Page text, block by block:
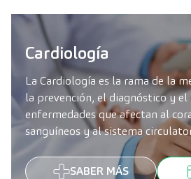
Cardiología
La Cardiología es la rama de la
la prevención, el diagnóstico y
enfermedades que afectan al
sanguíneos y al sistema
SABER MÁS